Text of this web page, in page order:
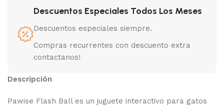
Descuentos Especiales Todos Los Meses
Descuentos especiales siempre.
Compras recurrentes con descuento extra
contactanos!
Descripción
Pawise Flash Ball es un juguete interactivo para gatos